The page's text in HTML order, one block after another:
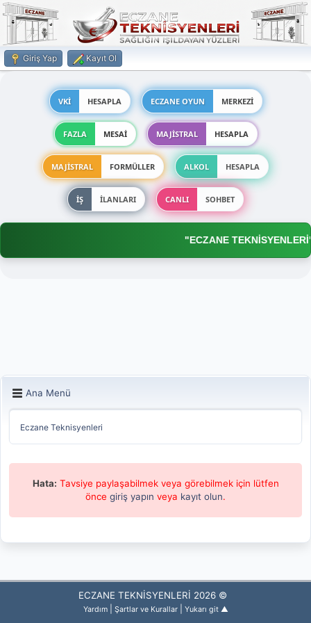
Giriş Yap Kayıt Ol
VKİ HESAPLA ECZANE OYUN MERKEZİ
FAZLA MESAİ MAJİSTRAL HESAPLA
MAJİSTRAL FORMÜLLER ALKOL HESAPLA
İŞ İLANLARI CANLI SOHBET
"ECZANE TEKNİSYENLERİ"
Ana Menü
Eczane Teknisyenleri
Hata: Tavsiye paylaşabilmek veya görebilmek için lütfen
önce giriş yapın veya kayıt olun.
ECZANE TEKNİSYENLERİ 2026 ©
Yardım| Şartlar ve Kurallar| Yukarı git ▲